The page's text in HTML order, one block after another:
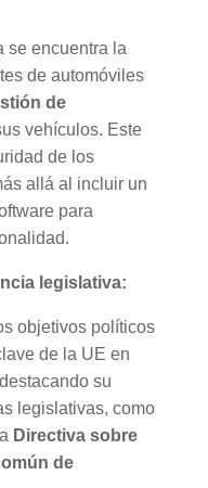
se encuentra la
de automóviles
de
vehículos. Este
de los
allá al incluir un
para
legislativa:
objetivos políticos
de la UE en
su
legislativas, como
Directiva sobre
de